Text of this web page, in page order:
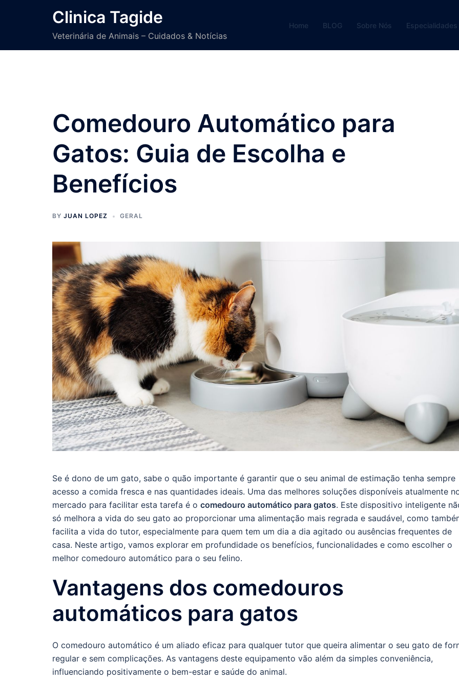
Clinica Tagide
Veterinária de Animais – Cuidados & Notícias
Home BLOG Sobre Nós Especialidades
Comedouro Automático para
Gatos: Guia de Escolha e
Benefícios
BY JUAN LOPEZ GERAL
Se é dono de um gato, sabe o quão importante é garantir que o seu animal de estimação tenha sempre
acesso a comida fresca e nas quantidades ideais. Uma das melhores soluções disponíveis atualmente
mercado para facilitar esta tarefa é o comedouro automático para gatos. Este dispositivo inteligente
só melhora a vida do seu gato ao proporcionar uma alimentação mais regrada e saudável, como
facilita a vida do tutor, especialmente para quem tem um dia a dia agitado ou ausências frequentes de
casa. Neste artigo, vamos explorar em profundidade os benefícios, funcionalidades e como escolher o
melhor comedouro automático para o seu felino.
Vantagens dos comedouros
automáticos para gatos
O comedouro automático é um aliado eficaz para qualquer tutor que queira alimentar o seu gato de
regular e sem complicações. As vantagens deste equipamento vão além da simples conveniência,
influenciando positivamente o bem-estar e saúde do animal.